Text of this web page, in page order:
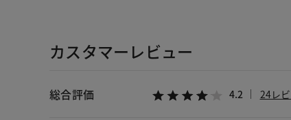
カスタマーレビュー
総合評価 4.2 24レ